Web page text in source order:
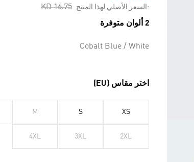
:السعر الأصلي لهذا المنتج Price reduced from
KD 16.75
to
2 ألوان متوفرة
Cobalt Blue / White
اختر مقاس (EU)
XS
S
M
2XL
3XL
4XL